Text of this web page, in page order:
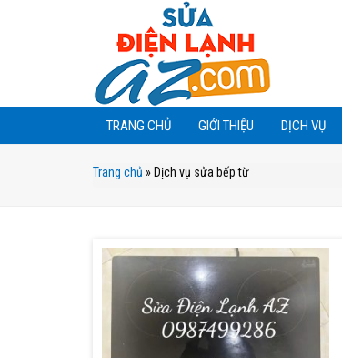
TRANG CHỦ GIỚI THIỆU DỊCH VỤ
Trang chủ » Dịch vụ sửa bếp từ